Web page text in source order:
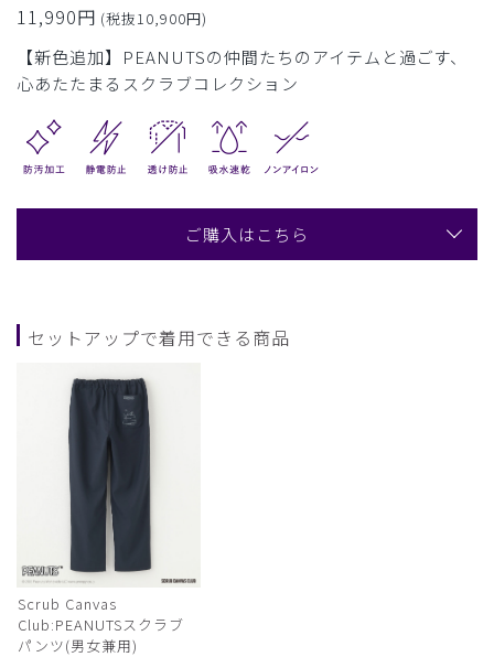
11,990円 (税抜10,900円)
【新色追加】PEANUTSの仲間たちのアイテムと過ごす、
心あたたまるスクラブコレクション
ご購入はこちら
セットアップで着用できる商品
Scrub Canvas
Club:PEANUTSスクラブ
パンツ(男女兼用)